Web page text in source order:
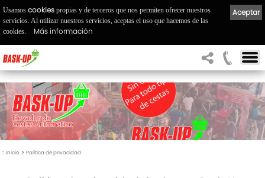
:: Inicio > Política de privacidad
Aceptar
Usamos cookies propias y de terceros que nos permiten ofrecer nuestros
servicios. Al utilizar nuestros servicios, aceptas el uso que hacemos de las
cookies.
Más información